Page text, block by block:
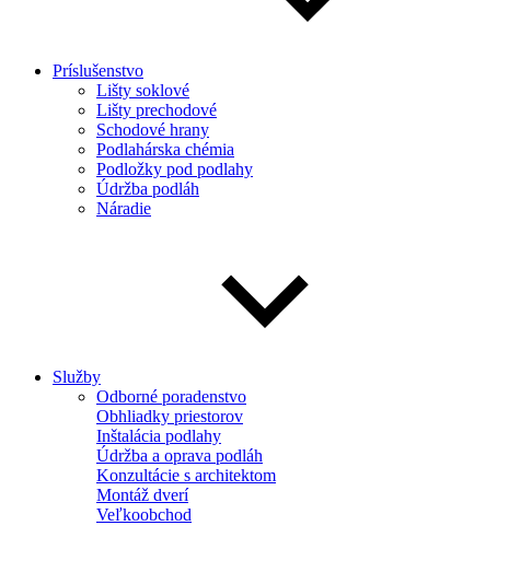
Príslušenstvo
Lišty soklové
Lišty prechodové
Schodové hrany
Podlahárska chémia
Podložky pod podlahy
Údržba podláh
Náradie
Služby
Odborné poradenstvo
Obhliadky priestorov
Inštalácia podlahy
Údržba a oprava podláh
Konzultácie s architektom
Montáž dverí
Veľkoobchod